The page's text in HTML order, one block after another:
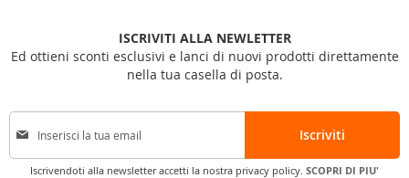
ISCRIVITI ALLA NEWLETTER
Ed ottieni sconti esclusivi e lanci di nuovi prodotti direttamente
nella tua casella di posta.
I
c
Iscriviti
Iscrivendoti alla newsletter accetti la nostra privacy policy. SCOPRI DI PIU'